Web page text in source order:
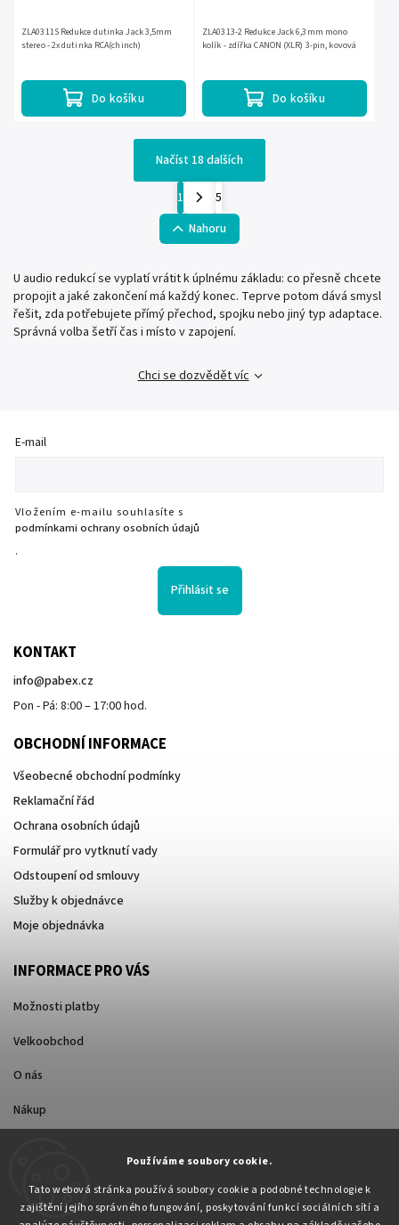
Používáme soubory cookie.
Tato webová stránka používá soubory cookie a podobné technologie k
zajištění jejího správného fungování, poskytování funkcí sociálních sítí a
Do košíku
ZLA0311S Redukce dutinka Jack 3,5mm
stereo - 2x dutinka RCA(chinch)
Do košíku
ZLA0313-2 Redukce Jack 6,3mm mono
kolík - zdířka CANON (XLR) 3-pin, kovová
Načíst 18 dalších
1
5
Nahoru
U audio redukcí se vyplatí vrátit k úplnému základu: co přesně chcete
propojit a jaké zakončení má každý konec. Teprve potom dává smysl
řešit, zda potřebujete přímý přechod, spojku nebo jiný typ adaptace.
Správná volba šetří čas i místo v zapojení.
Chci se dozvědět víc
E-mail
Vložením e-mailu souhlasíte s
podmínkami ochrany osobních údajů
.
Přihlásit se
KONTAKT
info@pabex.cz
Pon - Pá: 8:00 – 17:00 hod.
OBCHODNÍ INFORMACE
Všeobecné obchodní podmínky
Reklamační řád
Ochrana osobních údajů
Formulář pro vytknutí vady
Odstoupení od smlouvy
Služby k objednávce
Moje objednávka
INFORMACE PRO VÁS
Možnosti platby
Velkoobchod
O nás
Nákup